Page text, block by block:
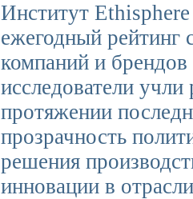
Институт
ежегодный рейтинг
компаний и
исследователи
протяжении
прозрачность
решения
инновации в